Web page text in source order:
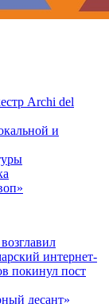
Archi del
и
интернет-
покинул пост
десант»